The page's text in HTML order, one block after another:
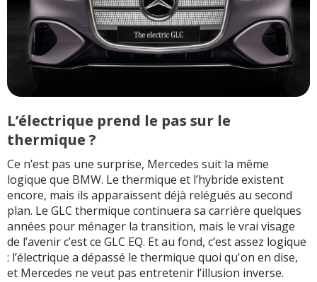
L’électrique prend le pas sur le
thermique ?
Ce n’est pas une surprise, Mercedes suit la même
logique que BMW. Le thermique et l’hybride existent
encore, mais ils apparaissent déjà relégués au second
plan. Le GLC thermique continuera sa carrière quelques
années pour ménager la transition, mais le vrai visage
de l’avenir c’est ce GLC EQ. Et au fond, c’est assez logique
: l’électrique a dépassé le thermique quoi qu'on en dise,
et Mercedes ne veut pas entretenir l’illusion inverse.